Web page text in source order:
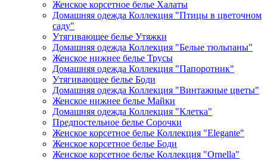
Женское корсетное белье Халаты
Домашняя одежда Коллекция "Птицы в цветочном
саду"
Утягивающее белье Утяжки
Домашняя одежда Коллекция "Белые тюльпаны"
Женское нижнее белье Трусы
Домашняя одежда Коллекция "Папоротник"
Утягивающее белье Боди
Домашняя одежда Коллекция "Винтажные цветы"
Женское нижнее белье Майки
Домашняя одежда Коллекция "Клетка"
Предпостельное белье Сорочки
Женское корсетное белье Коллекция "Elegante"
Женское корсетное белье Боди
Женское корсетное белье Коллекция "Ornella"